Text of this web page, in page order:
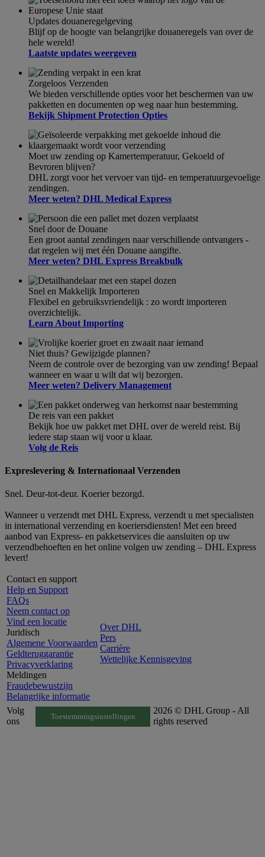
Updates douaneregelgeving
Blijf op de hoogte van belangrijke douaneregels van over de
hele wereld!
Laatste updates weergeven
Zorgeloos Verzenden
We bieden verschillende opties voor het beschermen van uw
pakketten en documenten op weg naar hun bestemming.
Bekijk Shipment Protection Opties
Moet uw zending op Kamertemperatuur, Gekoeld of
Bevroren blijven?
DHL zorgt voor het vervoer van tijd- en temperatuurgevoelige
zendingen.
Meer weten? DHL Medical Express
Snel door de Douane
Een groot aantal zendingen naar verschillende ontvangers -
dat regelen wij met één Douane aangifte.
Meer weten? DHL Express Breakbulk
Snel en Makkelijk Importeren
Flexibel en gebruiksvriendelijk : zo wordt importeren
overzichtelijk.
Learn About Importing
Niet thuis? Gewijzigde plannen?
Neem de controle over de bezorging van uw zending! Bepaal
wanneer en waar u wilt dat wij bezorgen.
Meer weten? Delivery Management
De reis van een pakket
Bekijk hoe uw pakket met DHL over de wereld reist. Bij
iedere stap staan wij voor u klaar.
Volg de Reis
Expreslevering & Internationaal Verzenden
Snel. Deur-tot-deur. Koerier bezorgd.
Wanneer u verzendt met DHL Express, verzendt u met specialisten
in international verzending en koeriersdiensten! Met een breed
aanbod van Express- en pakketservices die aansluiten op uw
verzendbehoeften en het online volgen uw zending – DHL Express
levert!
Contact en support
Help en Support
FAQs
Neem contact op
Vind een locatie
Juridisch
Algemene Voorwaarden
Geldteruggarantie
Privacyverklaring
Meldingen
Fraudebewustzijn
Belangrijke informatie
Over DHL
Pers
Carrière
Wettelijke Kennisgeving
Volg
ons
Toestemmingsinstellingen
2026 © DHL Group - All
rights reserved